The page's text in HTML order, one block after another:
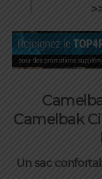
Camelbak
Un sac